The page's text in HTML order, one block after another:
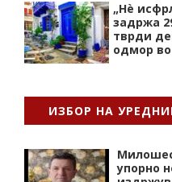
„Нѐ
задржа
тврди
одмор во
ИЗБОР НА
упорно